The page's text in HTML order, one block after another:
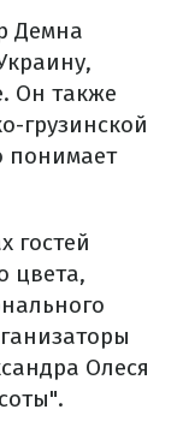
Демна
Он также
грузинской
понимает
гостей
цвета,
Олеся